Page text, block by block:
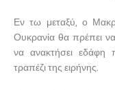
Εν τω μεταξύ, ο
Ουκρανία θα πρέπει
να ανακτήσει εδάφη
τραπέζι της ειρήνης.